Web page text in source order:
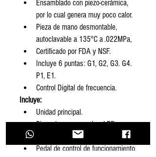
Ensamblado con piezo-cerámica,
por lo cual genera muy poco calor.
Pieza de mano desmontable,
autoclavable a 135°C a .022MPa,
Certificado por FDA y NSF.
Incluye 6 puntas: G1, G2, G3. G4.
P1, E1.
Control Digital de frecuencia.
Incluye:
Unidad principal.
Pieza de mano con Luz LED.
Adaptador de corriente.
Pedal de control de funcionamiento.